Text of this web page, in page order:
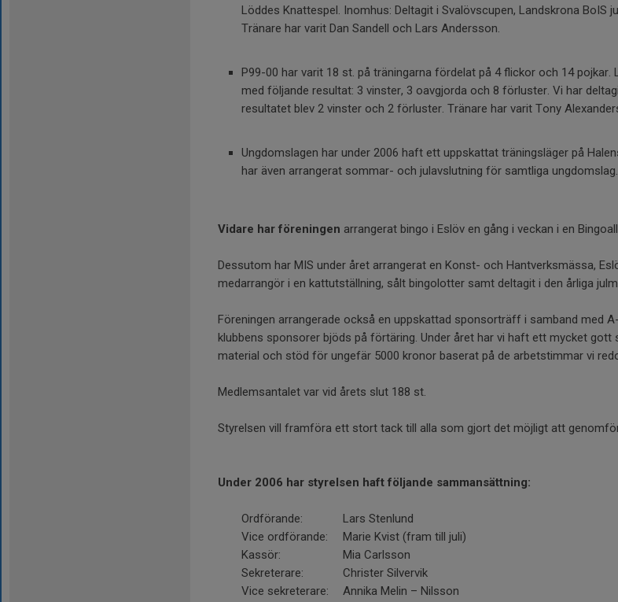
Löddes Knattespel. Inomhus: Deltagit i Svalövscupen, Landskrona BoIS
Tränare har varit Dan Sandell och Lars Andersson.
P99-00 har varit 18 st. på träningarna fördelat på 4 flickor och 14
med följande resultat: 3 vinster, 3 oavgjorda och 8 förluster. Vi har
resultatet blev 2 vinster och 2 förluster. Tränare har varit Tony
Ungdomslagen har under 2006 haft ett uppskattat träningsläger på
har även arrangerat sommar- och julavslutning för samtliga ungdomslag.
Vidare har föreningen arrangerat bingo i Eslöv en gång i veckan i en
Dessutom har MIS under året arrangerat en Konst- och Hantverksmässa,
medarrangör i en kattutställning, sålt bingolotter samt deltagit i den årliga
Föreningen arrangerade också en uppskattad sponsorträff i samband med
klubbens sponsorer bjöds på förtäring. Under året har vi haft ett mycket
material och stöd för ungefär 5000 kronor baserat på de arbetstimmar vi
Medlemsantalet var vid årets slut 188 st.
Styrelsen vill framföra ett stort tack till alla som gjort det möjligt att
Under 2006 har styrelsen haft följande sammansättning:
Ordförande:
Lars Stenlund
Vice ordförande:
Marie Kvist (fram till juli)
Kassör:
Mia Carlsson
Sekreterare:
Christer Silvervik
Vice sekreterare:
Annika Melin – Nilsson